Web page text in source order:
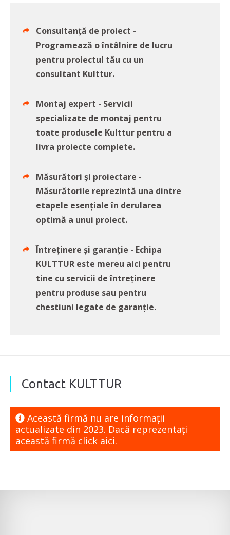
Consultanță de proiect -
Programează o întâlnire de lucru
pentru proiectul tău cu un
consultant Kulttur.
Montaj expert - Servicii
specializate de montaj pentru
toate produsele Kulttur pentru a
livra proiecte complete.
Măsurători și proiectare -
Măsurătorile reprezintă una dintre
etapele esențiale în derularea
optimă a unui proiect.
Întreținere și garanție - Echipa
KULTTUR este mereu aici pentru
tine cu servicii de întreținere
pentru produse sau pentru
chestiuni legate de garanție.
Contact KULTTUR
Această firmă nu are informaţii
actualizate din 2023. Dacă reprezentaţi
această firmă click aici.